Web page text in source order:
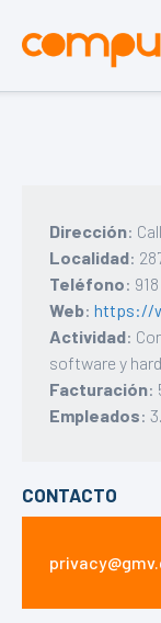
Dirección:
Localidad:
Teléfono:
Web: https://
Actividad:
software y
Facturación:
Empleados:
CONTACTO